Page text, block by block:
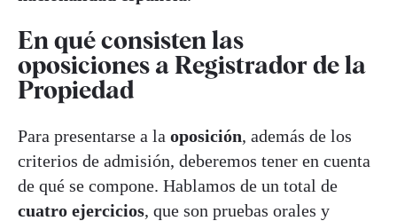
En qué consisten las
oposiciones a Registrador de la
Propiedad
Para presentarse a la oposición, además de los
criterios de admisión, deberemos tener en cuenta
de qué se compone. Hablamos de un total de
cuatro ejercicios, que son pruebas orales y